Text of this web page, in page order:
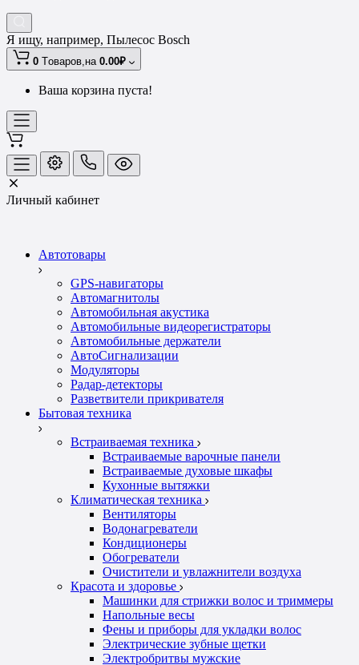
Я ищу, например, Пылесос Bosch
0 Tоваров,на 0.00₽
Ваша корзина пуста!
Личный кабинет
Автотовары
GPS-навигаторы
Автомагнитолы
Автомобильная акустика
Автомобильные видеорегистраторы
Автомобильные держатели
АвтоСигнализации
Модуляторы
Радар-детекторы
Разветвители прикривателя
Бытовая техника
Встраиваемая техника
Встраиваемые варочные панели
Встраиваемые духовые шкафы
Кухонные вытяжки
Климатическая техника
Вентиляторы
Водонагреватели
Кондиционеры
Обогреватели
Очистители и увлажнители воздуха
Красота и здоровье
Машинки для стрижки волос и триммеры
Напольные весы
Фены и приборы для укладки волос
Электрические зубные щетки
Электробритвы мужские